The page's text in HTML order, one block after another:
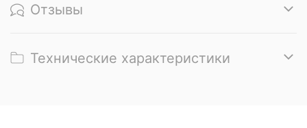
Отзывы
Технические характеристики